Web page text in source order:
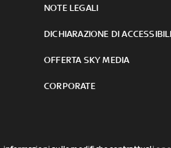
NOTE LEGALI
DICHIARAZIONE DI
OFFERTA SKY MEDIA
CORPORATE